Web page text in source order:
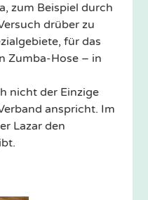
zum Beispiel durch
drüber zu
für das
Zumba-Hose – in
nicht der Einzige
anspricht. Im
Lazar den